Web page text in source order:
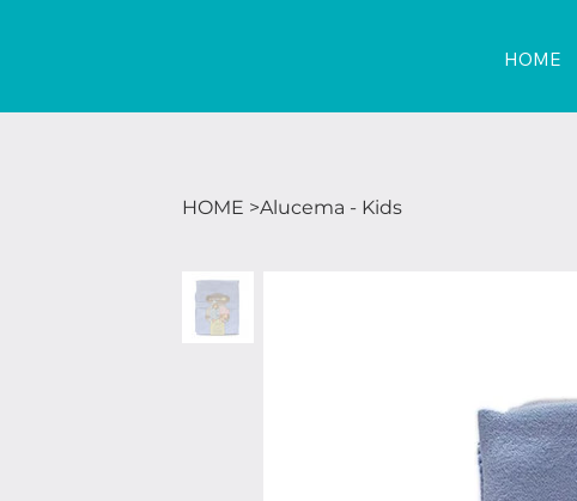
HOME
HOME >Alucema - Kids